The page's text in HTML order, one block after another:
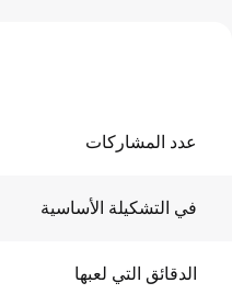
عدد المشاركات
في التشكيلة الأساسية
الدقائق التي لعبها